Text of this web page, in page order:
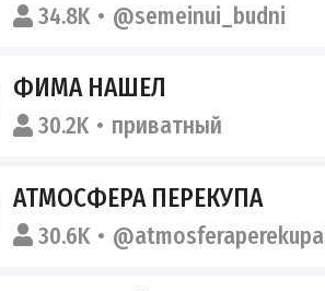
34.8K @semeinui_budni
ФИМА НАШЕЛ
30.2K приватный
АТМОСФЕРА ПЕРЕКУПА
30.6K @atmosferaperekupa